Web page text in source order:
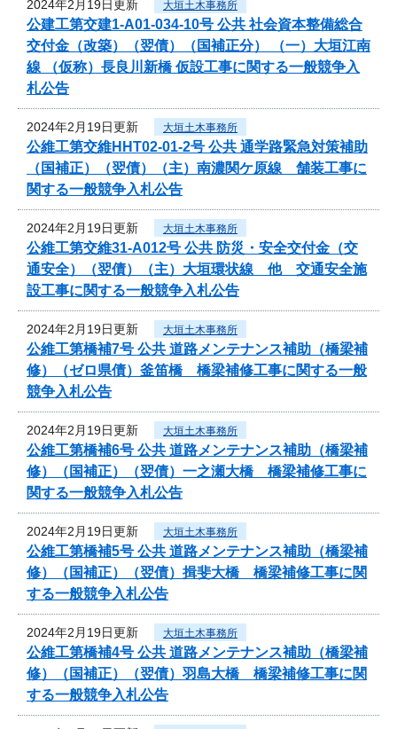
2024年2月19日更新 大垣土木事務所
公建工第交建1-A01-034-10号 公共 社会資本整備総合
交付金（改築）（翌債）（国補正分） （一）大垣江南
線 （仮称）長良川新橋 仮設工事に関する一般競争入
札公告
2024年2月19日更新 大垣土木事務所
公維工第交維HHT02-01-2号 公共 通学路緊急対策補助
（国補正）（翌債）（主）南濃関ケ原線 舗装工事に
関する一般競争入札公告
2024年2月19日更新 大垣土木事務所
公維工第交維31-A012号 公共 防災・安全交付金（交
通安全）（翌債）（主）大垣環状線 他 交通安全施
設工事に関する一般競争入札公告
2024年2月19日更新 大垣土木事務所
公維工第橋補7号 公共 道路メンテナンス補助（橋梁補
修）（ゼロ県債）釜笛橋 橋梁補修工事に関する一般
競争入札公告
2024年2月19日更新 大垣土木事務所
公維工第橋補6号 公共 道路メンテナンス補助（橋梁補
修）（国補正）（翌債）一之瀬大橋 橋梁補修工事に
関する一般競争入札公告
2024年2月19日更新 大垣土木事務所
公維工第橋補5号 公共 道路メンテナンス補助（橋梁補
修）（国補正）（翌債）揖斐大橋 橋梁補修工事に関
する一般競争入札公告
2024年2月19日更新 大垣土木事務所
公維工第橋補4号 公共 道路メンテナンス補助（橋梁補
修）（国補正）（翌債）羽島大橋 橋梁補修工事に関
する一般競争入札公告